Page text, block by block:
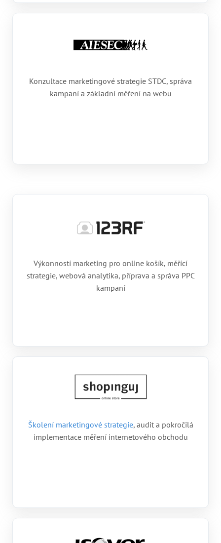
Konzultace marketingové strategie STDC, správa
kampaní a základní měření na webu
Výkonností marketing pro online košík, měřící
strategie, webová analytika, příprava a správa PPC
kampaní
Školení marketingové strategie, audit a pokročilá
implementace měření internetového obchodu